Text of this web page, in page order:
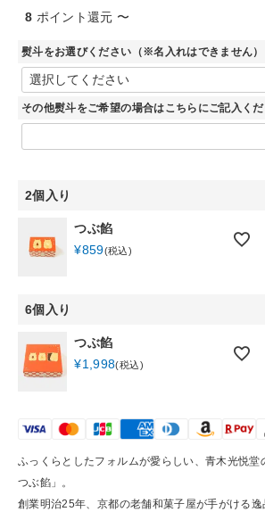
ブランド
CONTENTS
ショップリスト
8 ポイント還元 〜
熨斗をお選びください（※名入れはできません）
その他熨斗をご希望の場合はこちらにご記入く
2個入り
つぶ餡
¥859 税込
6個入り
つぶ餡
¥1,998 税込
ふっくらとしたフォルムが愛らしい、青木光悦堂
つぶ餡」。
創業明治25年、京都の老舗和菓子屋が手がける逸